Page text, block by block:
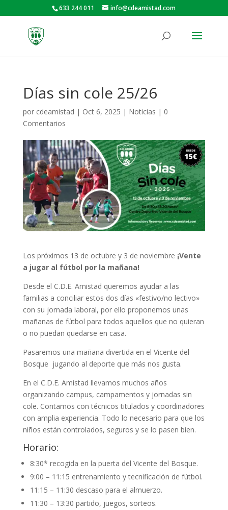
633 244 011 info@cdeamistad.com
Días sin cole 25/26
por cdeamistad | Oct 6, 2025 | Noticias | 0
Comentarios
Los próximos 13 de octubre y 3 de noviembre ¡Vente
a jugar al fútbol por la mañana!
Desde el C.D.E. Amistad queremos ayudar a las
familias a conciliar estos dos días «festivo/no lectivo»
con su jornada laboral, por ello proponemos unas
mañanas de fútbol para todos aquellos que no quieran
o no puedan quedarse en casa.
Pasaremos una mañana divertida en el Vicente del
Bosque jugando al deporte que más nos gusta.
En el C.D.E. Amistad llevamos muchos años
organizando campus, campamentos y jornadas sin
cole. Contamos con técnicos titulados y coordinadores
con amplia experiencia. Todo lo necesario para que los
niños están controlados, seguros y se lo pasen bien.
Horario:
8:30* recogida en la puerta del Vicente del Bosque.
9:00 – 11:15 entrenamiento y tecnificación de fútbol.
11:15 – 11:30 descaso para el almuerzo.
11:30 – 13:30 partido, juegos, sorteos.